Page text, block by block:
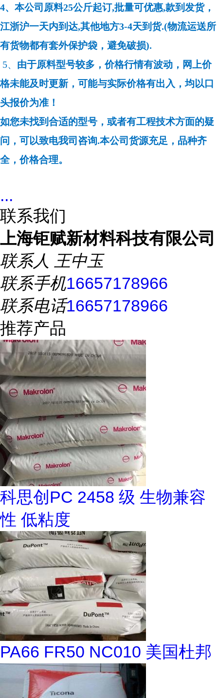
4、本公司原料25公斤起订,批量可优惠,款到发货，
江浙沪一天内到达,其他地方3-4天到货.(物流运送所
有货物都有套外保护袋，避免破损).
5、 由于原料型号较多，价格行情有波动，网上价
格未能及时更新，可能与实际价格有出入，均以口
头报价为准！
如您未找到合适的型号，或者有工程技术方面的疑
问，可以致电我司咨询.本公司货源充足，品种齐
全，价格合理。
...
联系我们
上海钜赋新材料科技有限公司
联系人 王中玉
联系手机16657178966
联系电话16657178966
推荐产品
科思创PC 2458 级 生物兼容
性 低粘度
PA66 FR50 NC010 美国杜邦